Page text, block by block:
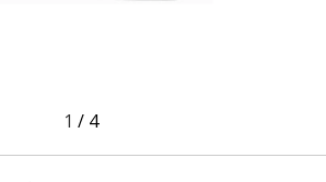
1 / 4